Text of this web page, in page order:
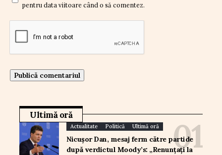
pentru data viitoare când o să comentez.
Ultimă oră
Actualitate Politică Ultimă oră
Nicușor Dan, mesaj ferm către partide
după verdictul Moody’s: „Renunțați la